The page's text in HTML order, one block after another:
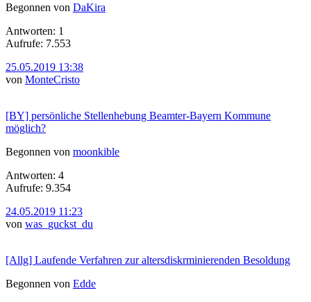
Begonnen von DaKira
Antworten: 1
Aufrufe: 7.553
25.05.2019 13:38
von MonteCristo
[BY] persönliche Stellenhebung Beamter-Bayern Kommune
möglich?
Begonnen von moonkible
Antworten: 4
Aufrufe: 9.354
24.05.2019 11:23
von was_guckst_du
[Allg] Laufende Verfahren zur altersdiskrminierenden Besoldung
Begonnen von Edde